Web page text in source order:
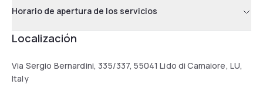
Horario de apertura de los servicios
Localización
Via Sergio Bernardini, 335/337, 55041 Lido di Camaiore, LU,
Italy